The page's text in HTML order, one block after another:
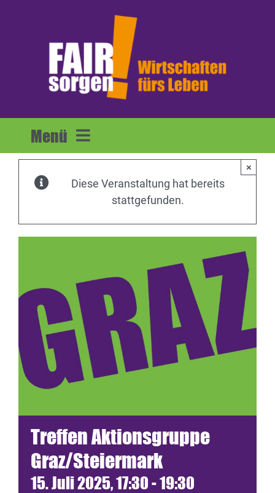
Menü
Home
Termine
Netzwerk
Blickwinkel
Spenden
Presse
Diese Veranstaltung hat bereits
stattgefunden.
×
Treffen Aktionsgruppe
Graz/Steiermark
15. Juli 2025, 17:30-19:30